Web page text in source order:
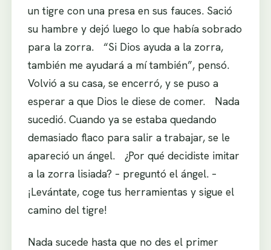
un tigre con una presa en sus fauces. Sació
su hambre y dejó luego lo que había sobrado
para la zorra. “Si Dios ayuda a la zorra,
también me ayudará a mí también”, pensó.
Volvió a su casa, se encerró, y se puso a
esperar a que Dios le diese de comer. Nada
sucedió. Cuando ya se estaba quedando
demasiado flaco para salir a trabajar, se le
apareció un ángel. ¿Por qué decidiste imitar
a la zorra lisiada? – preguntó el ángel. –
¡Levántate, coge tus herramientas y sigue el
camino del tigre!
Nada sucede hasta que no des el primer